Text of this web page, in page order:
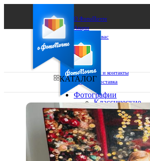
О ФотоПочте
Акции
Сделаем за вас
Бизнесу
FAQ
Франшиза
Поддержка и контакты
Оплата и доставка
Ваш город:
Ваш регион доставки
Выберите из списка:
КАТАЛОГ
Фотографии
Классические
фото
10х10
10х15
13х18
15х15
15х20